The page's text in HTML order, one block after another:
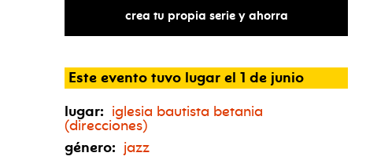
crea tu propia serie y ahorra
Este evento tuvo lugar el 1 de junio
lugar: iglesia bautista betania
(direcciones)
género: jazz